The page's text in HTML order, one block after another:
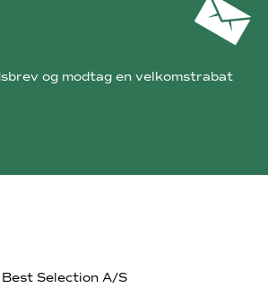
Best Selection A/S
og modtag en velkomstrabat